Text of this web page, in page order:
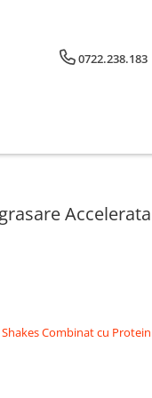
0722.238.183
Accelerata
Combinat cu